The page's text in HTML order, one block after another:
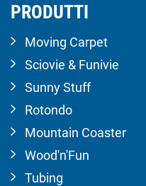
PRODUTTI
Moving Carpet
Sciovie & Funivie
Sunny Stuff
Rotondo
Mountain Coaster
Wood'n'Fun
Tubing